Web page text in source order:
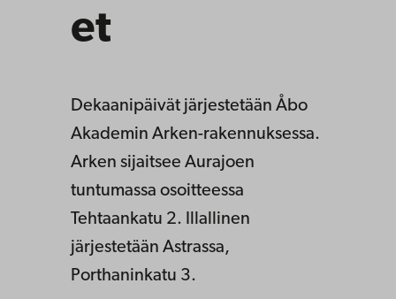
et
Dekaanipäivät järjestetään Åbo
Akademin Arken-rakennuksessa.
Arken sijaitsee Aurajoen
tuntumassa osoitteessa
Tehtaankatu 2. Illallinen
järjestetään Astrassa,
Porthaninkatu 3.